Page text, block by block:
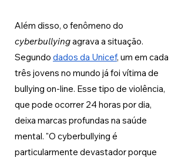
Além disso, o fenômeno do
cyberbullying agrava a situação.
Segundo dados da Unicef, um em cada
três jovens no mundo já foi vítima de
bullying on-line. Esse tipo de violência,
que pode ocorrer 24 horas por dia,
deixa marcas profundas na saúde
mental. "O cyberbullying é
particularmente devastador porque